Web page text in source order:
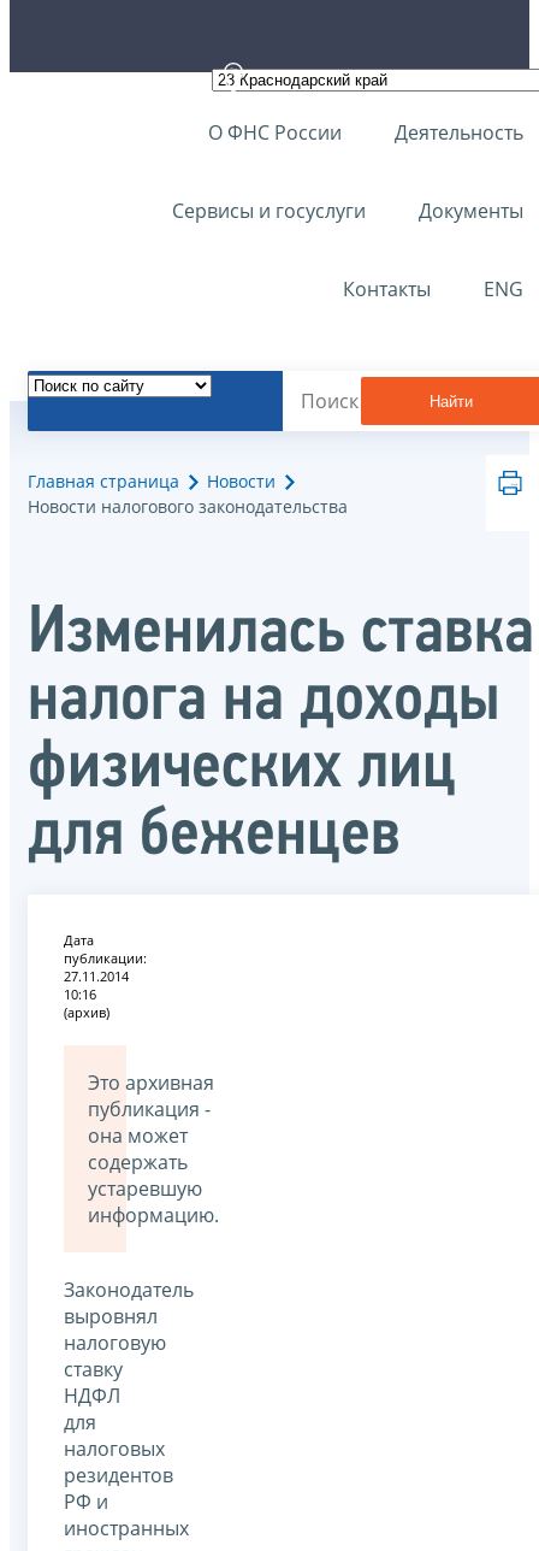
О ФНС России Деятельность
Сервисы и госуслуги Документы
Контакты ENG
Найти
Главная страница
Новости
Новости налогового законодательства
Изменилась ставка
налога на доходы
физических лиц
для беженцев
Дата
публикации:
27.11.2014
10:16
(архив)
Это архивная
публикация -
она может
содержать
устаревшую
информацию.
Законодатель
выровнял
налоговую
ставку
НДФЛ
для
налоговых
резидентов
РФ и
иностранных